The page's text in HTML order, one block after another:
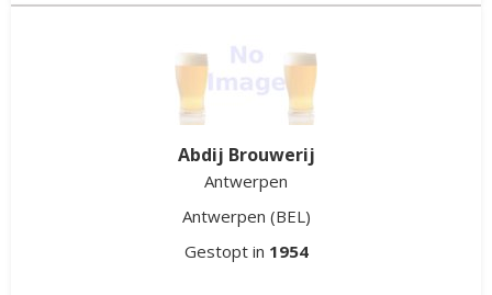
Abdij Brouwerij
Antwerpen
Antwerpen (BEL)
Gestopt in 1954